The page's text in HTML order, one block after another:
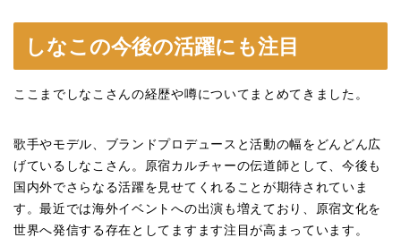
しなこの今後の活躍にも注目
ここまでしなこさんの経歴や噂についてまとめてきました。
歌手やモデル、ブランドプロデュースと活動の幅をどんどん広
げているしなこさん。原宿カルチャーの伝道師として、今後も
国内外でさらなる活躍を見せてくれることが期待されていま
す。最近では海外イベントへの出演も増えており、原宿文化を
世界へ発信する存在としてますます注目が高まっています。